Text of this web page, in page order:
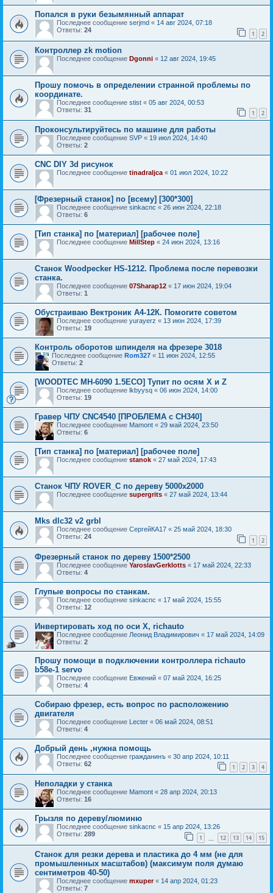
Попался в руки безымянный аппарат
Последнее сообщение serjmd « 14 авг 2024, 07:18
Ответы: 24 1 2
Контроллер zk motion
Последнее сообщение Dgonni « 12 авг 2024, 19:45
Прошу помочь в определении странной проблемы по
координате.
Последнее сообщение stist « 05 авг 2024, 00:53
Ответы: 31 1 2
Проконсультируйтесь по машине для работы
Последнее сообщение SVP « 19 июл 2024, 14:40
Ответы: 2
CNC DIY 3d рисунок
Последнее сообщение tinadraljca « 01 июл 2024, 10:22
[Фрезерный станок] по [всему] [300*300]
Последнее сообщение sinkacnc « 26 июн 2024, 22:18
Ответы: 6
[Тип станка] по [материал] [рабочее поле]
Последнее сообщение MillStep « 24 июн 2024, 13:16
Станок Woodpecker HS-1212. Проблема после перевозки
станка.
Последнее сообщение 07Sharap12 « 17 июн 2024, 19:04
Ответы: 1
Обустраиваю Вектроник А4-12К. Помогите советом
Последнее сообщение yurayerz « 13 июн 2024, 17:39
Ответы: 19
Контроль оборотов шпинделя на фрезере 3018
Последнее сообщение Rom327 « 11 июн 2024, 12:55
Ответы: 2
[WOODTEC MH-6090 1.5ECO] Тупит по осям X и Z
Последнее сообщение lkbyysq « 06 июн 2024, 14:00
Ответы: 19
Гравер ЧПУ CNC4540 [ПРОБЛЕМА с CH340]
Последнее сообщение Mamont « 29 май 2024, 23:50
Ответы: 6
[Тип станка] по [материал] [рабочее поле]
Последнее сообщение stanok « 27 май 2024, 17:43
Станок ЧПУ ROVER_C по дереву 5000х2000
Последнее сообщение supergrits « 27 май 2024, 13:44
Mks dlc32 v2 grbl
Последнее сообщение СергейКА17 « 25 май 2024, 18:30
Ответы: 24 1 2
Фрезерный станок по дереву 1500*2500
Последнее сообщение YaroslavGerklotts « 17 май 2024, 22:33
Ответы: 4
Глупые вопросы по станкам.
Последнее сообщение sinkacnc « 17 май 2024, 15:55
Ответы: 12
Инвертировать ход по оси Х, richauto
Последнее сообщение Леонид Владимирович « 17 май 2024, 14:09
Ответы: 2
Прошу помощи в подключении контроллера richauto
b58e-1 servo
Последнее сообщение Евжений « 07 май 2024, 16:25
Ответы: 4
Собираю фрезер, есть вопрос по расположению
двигателя
Последнее сообщение Lecter « 06 май 2024, 08:51
Ответы: 4
Добрый день ,нужна помощь
Последнее сообщение гражданинъ « 30 апр 2024, 10:11
Ответы: 62 1 2 3 4
Неполадки у станка
Последнее сообщение Mamont « 28 апр 2024, 20:13
Ответы: 16
Грызля по дереву/люминю
Последнее сообщение sinkacnc « 15 апр 2024, 13:26
Ответы: 289 1 12 13 14 15
Станок для резки дерева и пластика до 4 мм (не для
промышленных масштабов) (максимум поля думаю
сентиметров 40-50)
Последнее сообщение mxuper« 14 апр 2024, 01:23
Ответы: 7